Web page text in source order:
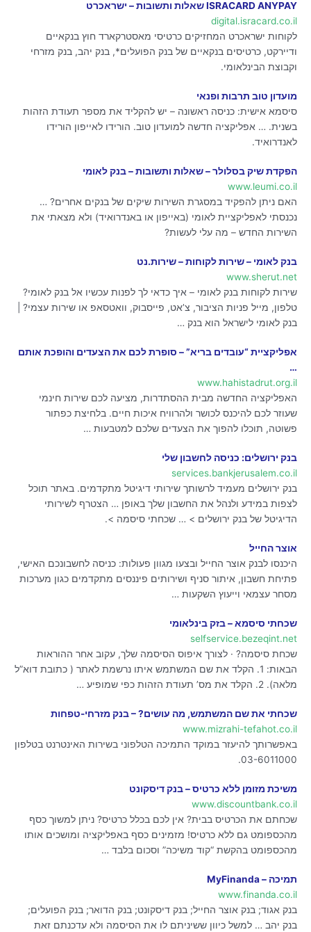
ISRACARD ANYPAY שאלות ותשובות – ישראכרט
digital.isracard.co.il
לקוחות ישראכרט המחזיקים כרטיסי מאסטרקארד חוץ בנקאיים
ודיירקט, כרטיסים בנקאיים של בנק הפועלים*, בנק יהב, בנק מזרחי
וקבוצת הבינלאומי.
מועדון טוב תרבות ופנאי
סיסמא אישית: כניסה ראשונה – יש להקליד את מספר תעודת הזהות
בשנית. … אפליקציה חדשה למועדון טוב. הורידו לאייפון הורידו
לאנדרואיד.
הפקדת שיק בסלולר – שאלות ותשובות – בנק לאומי
www.leumi.co.il
האם ניתן להפקיד במסגרת השירות שיקים של בנקים אחרים? …
נכנסתי לאפליקציית לאומי (באייפון או באנדרואיד) ולא מצאתי את
השירות החדש – מה עלי לעשות?
בנק לאומי – שירות לקוחות – שירות.נט
www.sherut.net
שירות לקוחות בנק לאומי – איך כדאי לך לפנות עכשיו אל בנק לאומי?
טלפון, מייל פניות הציבור, צ’אט, פייסבוק, וואטסאפ או שירות עצמי? |
בנק לאומי לישראל הוא בנק …
אפליקציית “עובדים בריא” – סופרת לכם את הצעדים והופכת אותם
…
www.hahistadrut.org.il
האפליקציה החדשה מבית ההסתדרות, מציעה לכם שירות חינמי
שעוזר לכם להיכנס לכושר ולהרוויח איכות חיים. בלחיצת כפתור
פשוטה, תוכלו להפוך את הצעדים שלכם למטבעות …
בנק ירושלים: כניסה לחשבון שלי
services.bankjerusalem.co.il
בנק ירושלים מעמיד לרשותך שירותי דיגיטל מתקדמים. באתר תוכל
לצפות במידע ולנהל את החשבון שלך באופן … הצטרף לשירותי
הדיגיטל של בנק ירושלים > … שכחתי סיסמה >.
אוצר החייל
היכנסו לבנק אוצר החייל ובצעו מגוון פעולות: כניסה לחשבונכם האישי,
פתיחת חשבון, איתור סניף ושירותים פיננסים מתקדמים כגון מערכות
מסחר עצמאי וייעוץ השקעות …
שכחתי סיסמא – בזק בינלאומי
selfservice.bezeqint.net
שכחת סיסמה? · לצורך איפוס הסיסמה שלך, עקוב אחר ההוראות
הבאות: 1. הקלד את שם המשתמש איתו נרשמת לאתר ( כתובת דוא”ל
מלאה). 2. הקלד את מס’ תעודת הזהות כפי שמופיע …
שכחתי את שם המשתמש, מה עושים? – בנק מזרחי-טפחות
www.mizrahi-tefahot.co.il
באפשרותך להיעזר במוקד התמיכה הטלפוני בשירות האינטרנט בטלפון
​03-6011000.
משיכת מזומן ללא כרטיס – בנק דיסקונט
www.discountbank.co.il
שכחתם את הכרטיס בבית? אין לכם בכלל כרטיס? ניתן למשוך כסף
מהכספומט גם ללא כרטיס! מזמינים כסף באפליקציה ומושכים אותו
מהכספומט בהקשת “קוד משיכה” וסכום בלבד …
תמיכה – MyFinanda
www.finanda.co.il
בנק אגוד; בנק אוצר החייל; בנק דיסקונט; בנק הדואר; בנק הפועלים;
בנק יהב … למשל כיוון ששיניתם לו את הסיסמה ולא עדכנתם זאת